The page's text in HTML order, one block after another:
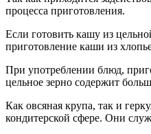
процесса приготовления.
Если готовить кашу из
приготовление каши из
При употреблении блюд,
цельное зерно содержит
Как овсяная крупа, так и
кондитерской сфере. Они